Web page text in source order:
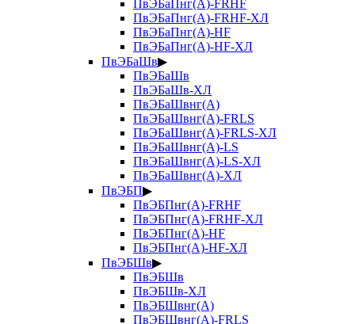
ПвЭБаПнг(А)-FRHF
ПвЭБаПнг(А)-FRHF-ХЛ
ПвЭБаПнг(А)-HF
ПвЭБаПнг(А)-HF-ХЛ
ПвЭБаШв▶
ПвЭБаШв
ПвЭБаШв-ХЛ
ПвЭБаШвнг(А)
ПвЭБаШвнг(А)-FRLS
ПвЭБаШвнг(А)-FRLS-ХЛ
ПвЭБаШвнг(А)-LS
ПвЭБаШвнг(А)-LS-ХЛ
ПвЭБаШвнг(А)-ХЛ
ПвЭБП▶
ПвЭБПнг(А)-FRHF
ПвЭБПнг(А)-FRHF-ХЛ
ПвЭБПнг(А)-HF
ПвЭБПнг(А)-HF-ХЛ
ПвЭБШв▶
ПвЭБШв
ПвЭБШв-ХЛ
ПвЭБШвнг(А)
ПвЭБШвнг(А)-FRLS